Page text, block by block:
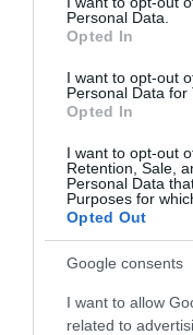
Personal Data.
Opted In
I want to opt-out
Personal Data for
Opted In
I want to opt-out
Retention, Sale,
Personal Data
Purposes for
Opted Out
Google consents
I want to allow
related to
Lettiere e accessori | Sabbia e
in offerta 66,48€
gatti in acciaio inox con
- Vaschetta per gatti in
metallo, grande lettiera per
odori, forniture per
animali domestici